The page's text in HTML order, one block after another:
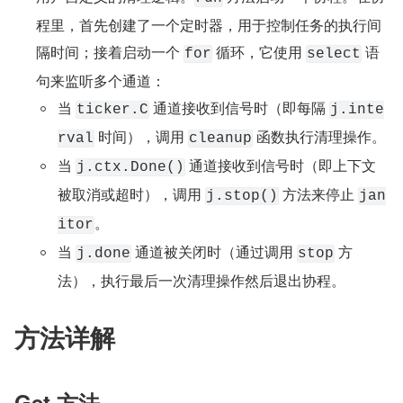
程里，首先创建了一个定时器，用于控制任务的执行间
隔时间；接着启动一个 for 循环，它使用 select 语
句来监听多个通道：
当 ticker.C 通道接收到信号时（即每隔 j.inte
rval 时间），调用 cleanup 函数执行清理操作。
当 j.ctx.Done() 通道接收到信号时（即上下文
被取消或超时），调用 j.stop() 方法来停止 jan
itor。
当 j.done 通道被关闭时（通过调用 stop 方
法），执行最后一次清理操作然后退出协程。
方法详解